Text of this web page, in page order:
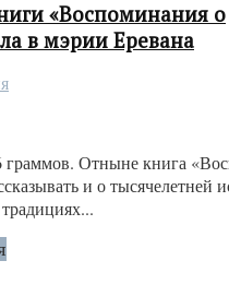
«Воспоминания о
в мэрии Еревана
граммов. Отныне книга
и о тысячелетней